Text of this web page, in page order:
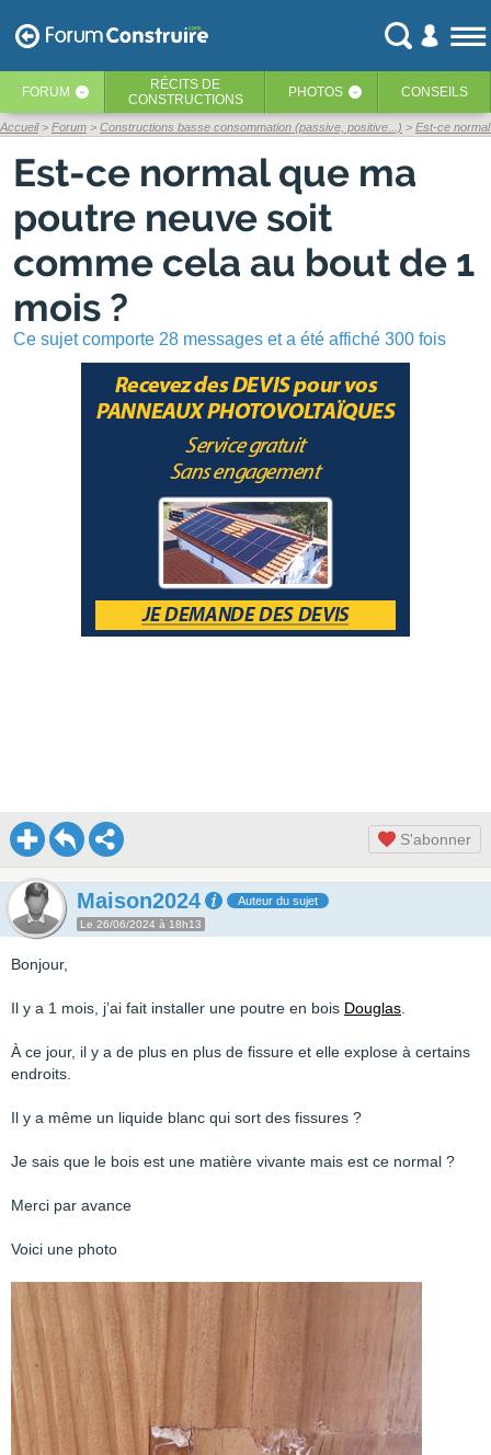
FORUM ‹ RÉCITS DE
CONSTRUCTIONS
PHOTOS ‹ CONSEILS
Accueil Forum Constructions basse consommation (passive, positive...) Est-ce
Est-ce normal que ma
poutre neuve soit
comme cela au bout de 1
mois ?
Ce sujet comporte 28 messages et a été affiché 300 fois
S'abonner
Maison2024 Auteur du sujet
Le 26/06/2024 à 18h13
Bonjour,
Il y a 1 mois, j’ai fait installer une poutre en bois Douglas
À ce jour, il y a de plus en plus de fissure et elle explose à certains
endroits.
Il y a même un liquide blanc qui sort des fissures ?
Je sais que le bois est une matière vivante mais est ce normal ?
Merci par avance
Voici une photo